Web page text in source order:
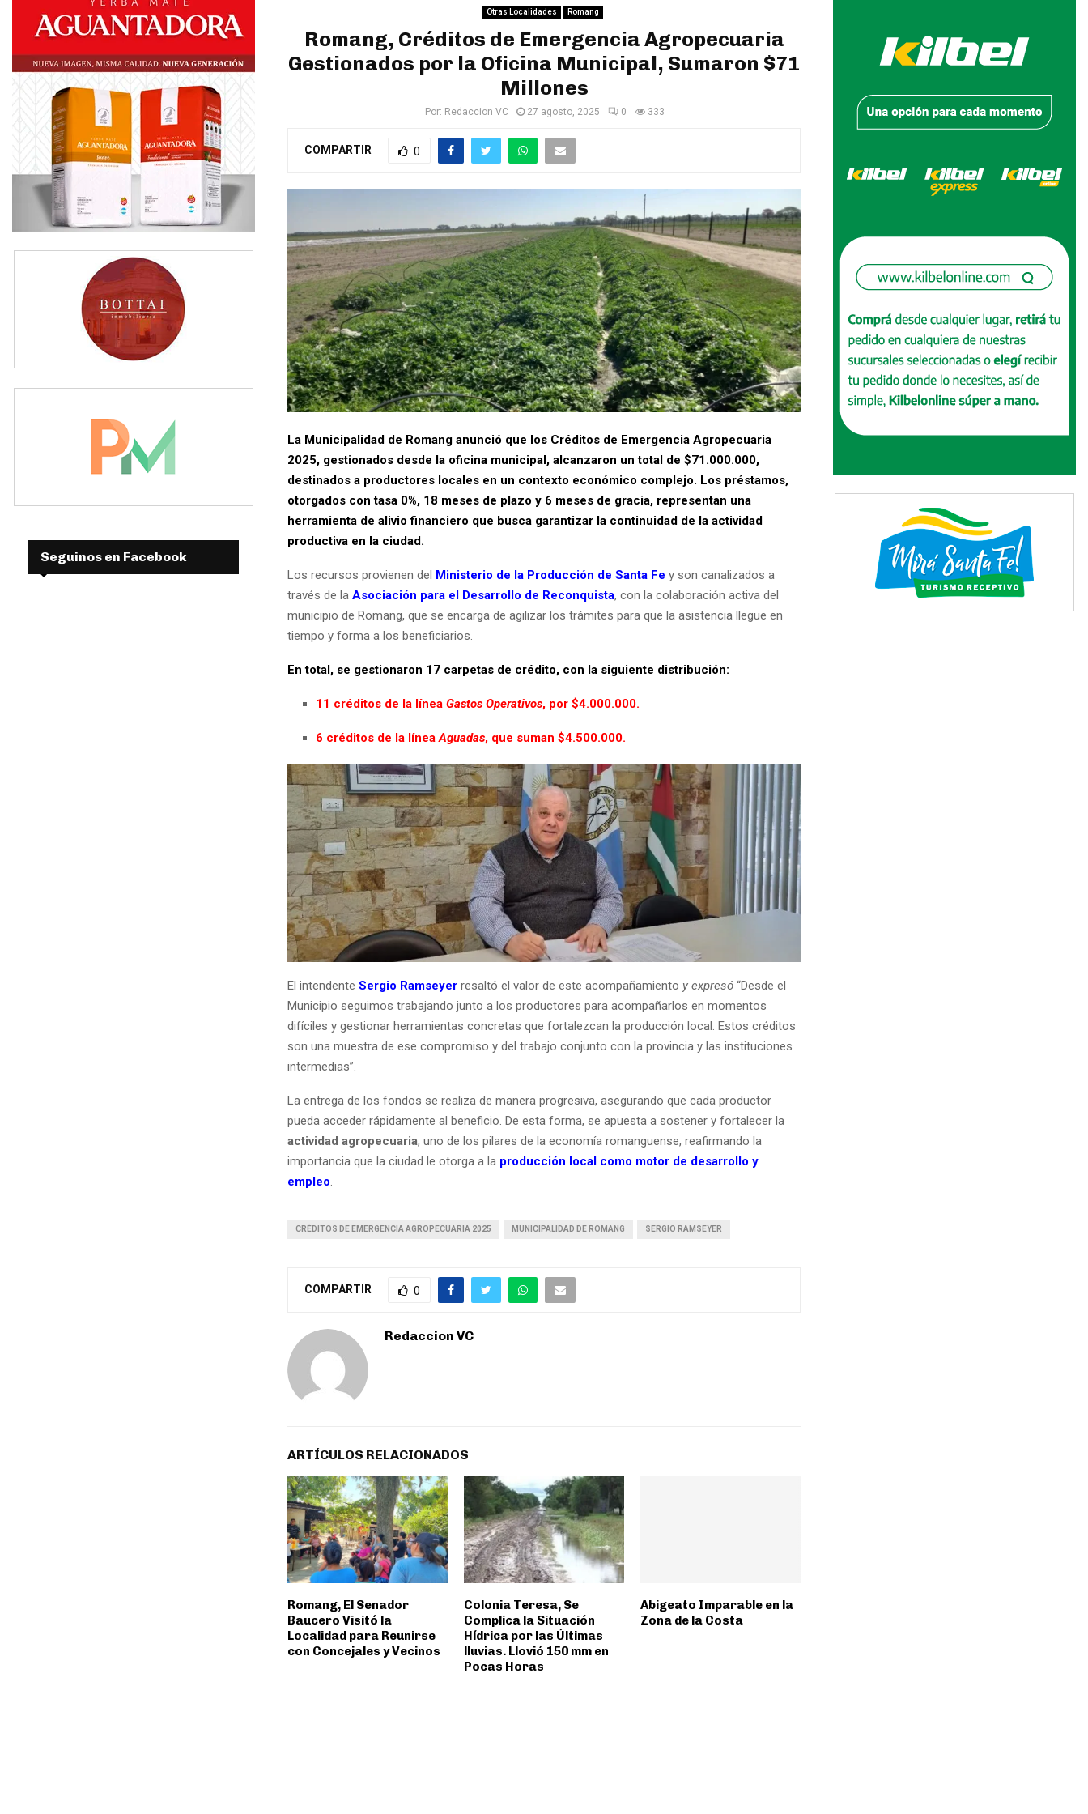
Otras Localidades Romang
Romang, Créditos de Emergencia Agropecuaria
Gestionados por la Oficina Municipal, Sumaron $71
Millones
Por: Redaccion VC 27 agosto, 2025 0 333
COMPARTIR 0
La Municipalidad de Romang anunció que los Créditos de Emergencia Agropecuaria
2025, gestionados desde la oficina municipal, alcanzaron un total de $71.000.000,
destinados a productores locales en un contexto económico complejo. Los préstamos,
otorgados con tasa 0%, 18 meses de plazo y 6 meses de gracia, representan una
herramienta de alivio financiero que busca garantizar la continuidad de la actividad
productiva en la ciudad.
Los recursos provienen del Ministerio de la Producción de Santa Fe y son canalizados a
través de la Asociación para el Desarrollo de Reconquista, con la colaboración activa del
municipio de Romang, que se encarga de agilizar los trámites para que la asistencia llegue en
tiempo y forma a los beneficiarios.
En total, se gestionaron 17 carpetas de crédito, con la siguiente distribución:
11 créditos de la línea Gastos Operativos, por $4.000.000.
6 créditos de la líneaAguadas, que suman $4.500.000.
El intendente Sergio Ramseyer resaltó el valor de este acompañamiento y expresó “Desde el
Municipio seguimos trabajando junto a los productores para acompañarlos en momentos
difíciles y gestionar herramientas concretas que fortalezcan la producción local. Estos créditos
son una muestra de ese compromiso y del trabajo conjunto con la provincia y las instituciones
intermedias”.
La entrega de los fondos se realiza de manera progresiva, asegurando que cada productor
pueda acceder rápidamente al beneficio. De esta forma, se apuesta a sostener y fortalecer la
actividad agropecuaria, uno de los pilares de la economía romanguense, reafirmando la
importancia que la ciudad le otorga a la producción local como motor de desarrollo y
empleo.
CRÉDITOS DE EMERGENCIA AGROPECUARIA 2025 MUNICIPALIDAD DE ROMANG SERGIO RAMSEYER
COMPARTIR 0
Redaccion VC
ARTÍCULOS RELACIONADOS
Romang, El Senador
Baucero Visitó la
Localidad para Reunirse
con Concejales y Vecinos
Colonia Teresa, Se
Complica la Situación
Hídrica por las Últimas
lluvias. Llovió 150 mm en
Pocas Horas
Abigeato Imparable en la
Zona de la Costa
Seguinos en Facebook